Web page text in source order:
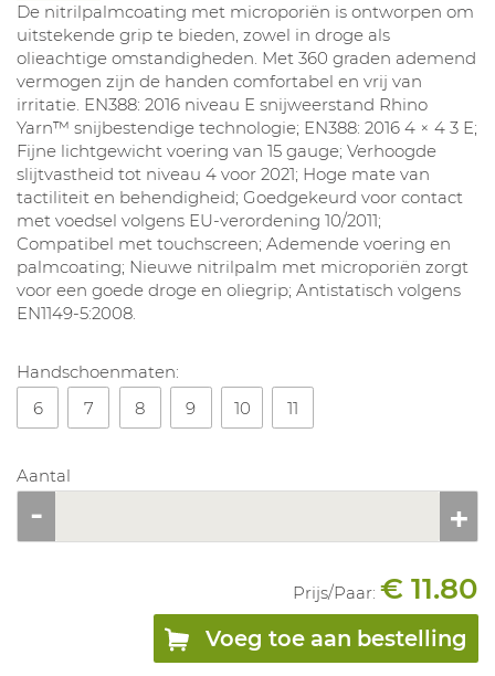
De nitrilpalmcoating met microporiën is ontworpen om
uitstekende grip te bieden, zowel in droge als
olieachtige omstandigheden. Met 360 graden ademend
vermogen zijn de handen comfortabel en vrij van
irritatie. EN388: 2016 niveau E snijweerstand Rhino
Yarn™ snijbestendige technologie; EN388: 2016 4 × 4 3 E;
Fijne lichtgewicht voering van 15 gauge; Verhoogde
slijtvastheid tot niveau 4 voor 2021; Hoge mate van
tactiliteit en behendigheid; Goedgekeurd voor contact
met voedsel volgens EU-verordening 10/2011;
Compatibel met touchscreen; Ademende voering en
palmcoating; Nieuwe nitrilpalm met microporiën zorgt
voor een goede droge en oliegrip; Antistatisch volgens
EN1149-5:2008.
Handschoenmaten:
6
7 8 9 10 11
Aantal
Prijs/Paar: € 11.80
Voeg toe aan bestelling